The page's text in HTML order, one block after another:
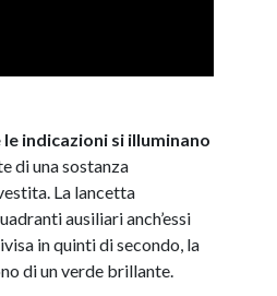
indicazioni si illuminano
di una sostanza
La lancetta
ausiliari anch’essi
in quinti di secondo, la
di un verde brillante.